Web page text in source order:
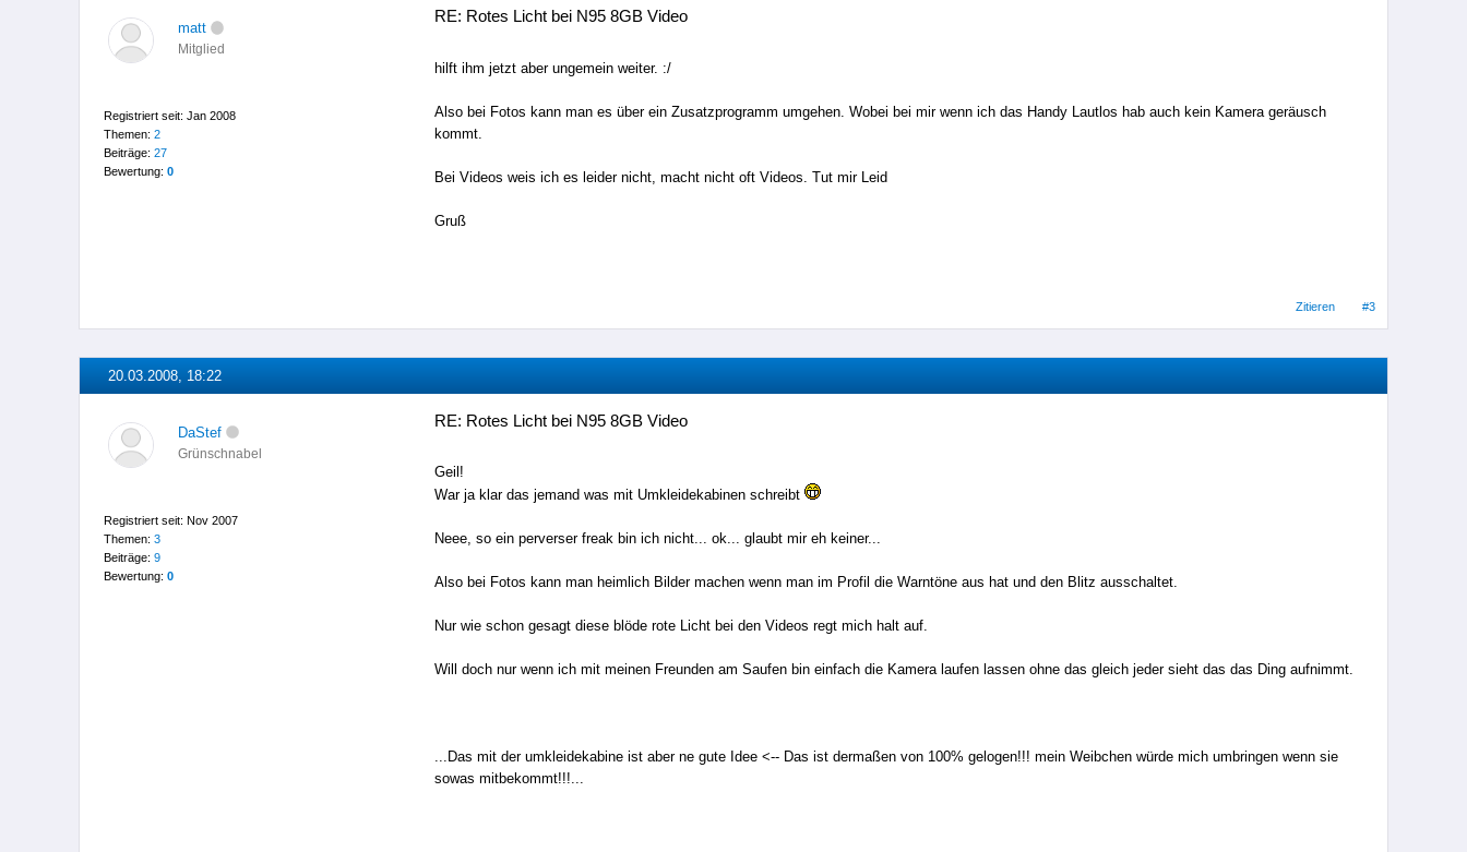
matt
Mitglied
Registriert seit: Jan 2008
Themen: 2
Beiträge: 27
Bewertung: 0
RE: Rotes Licht bei N95 8GB Video
hilft ihm jetzt aber ungemein weiter. :/
Also bei Fotos kann man es über ein Zusatzprogramm umgehen. Wobei bei mir wenn ich das Handy Lautlos hab auch kein Kamera geräusch
kommt.
Bei Videos weis ich es leider nicht, macht nicht oft Videos. Tut mir Leid
Gruß
Zitieren #3
20.03.2008, 18:22
DaStef
Grünschnabel
Registriert seit: Nov 2007
Themen: 3
Beiträge: 9
Bewertung: 0
RE: Rotes Licht bei N95 8GB Video
Geil!
War ja klar das jemand was mit Umkleidekabinen schreibt
Neee, so ein perverser freak bin ich nicht... ok... glaubt mir eh keiner...
Also bei Fotos kann man heimlich Bilder machen wenn man im Profil die Warntöne aus hat und den Blitz ausschaltet.
Nur wie schon gesagt diese blöde rote Licht bei den Videos regt mich halt auf.
Will doch nur wenn ich mit meinen Freunden am Saufen bin einfach die Kamera laufen lassen ohne das gleich jeder sieht das das Ding aufnimmt.
...Das mit der umkleidekabine ist aber ne gute Idee <-- Das ist dermaßen von 100% gelogen!!! mein Weibchen würde mich umbringen wenn sie
sowas mitbekommt!!!...